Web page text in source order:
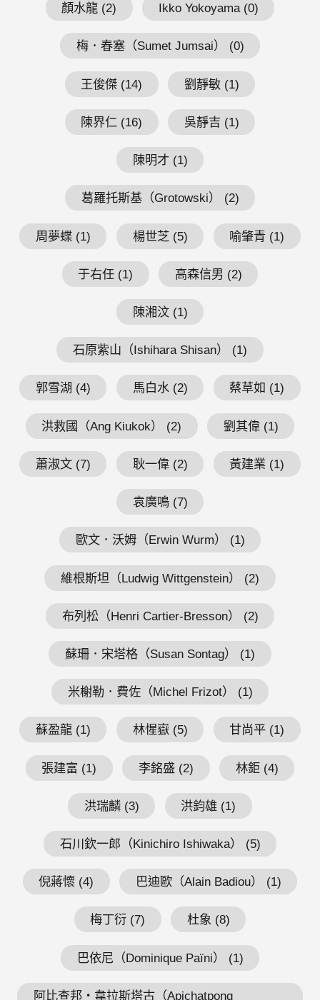
顏水龍 (2) Ikko Yokoyama (0)
梅．春塞（Sumet Jumsai） (0)
王俊傑 (14) 劉靜敏 (1)
陳界仁 (16) 吳靜吉 (1)
陳明才 (1)
葛羅托斯基（Grotowski） (2)
周夢蝶 (1) 楊世芝 (5) 喻肇青 (1)
于右任 (1) 高森信男 (2)
陳湘汶 (1)
石原紫山（Ishihara Shisan） (1)
郭雪湖 (4) 馬白水 (2) 蔡草如 (1)
洪救國（Ang Kiukok） (2) 劉其偉 (1)
蕭淑文 (7) 耿一偉 (2) 黃建業 (1)
袁廣鳴 (7)
歐文．沃姆（Erwin Wurm） (1)
維根斯坦（Ludwig Wittgenstein） (2)
布列松（Henri Cartier-Bresson） (2)
蘇珊．宋塔格（Susan Sontag） (1)
米榭勒．費佐（Michel Frizot） (1)
蘇盈龍 (1) 林惺嶽 (5) 甘尚平 (1)
張建富 (1) 李銘盛 (2) 林鉅 (4)
洪瑞麟 (3) 洪鈞雄 (1)
石川欽一郎（Kinichiro Ishiwaka） (5)
倪蔣懷 (4) 巴迪歐（Alain Badiou） (1)
梅丁衍 (7) 杜象 (8)
巴依尼（Dominique Païni） (1)
阿比查邦・韋拉斯塔古（Apichatpong